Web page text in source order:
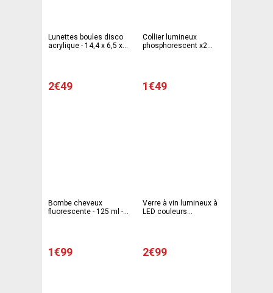
Lunettes boules disco
acrylique - 14,4 x 6,5 x
2€49
Collier lumineux
phosphorescent x2
1€49
Bombe cheveux
fluorescente - 125 ml -
1€99
Verre à vin lumineux à
LED couleurs
2€99